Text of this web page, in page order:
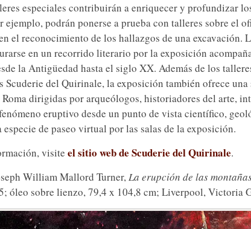
especiales contribuirán a enriquecer y profundizar
ejemplo, podrán ponerse a prueba con talleres sobre el
el reconocimiento de los hallazgos de una excavación.
en un recorrido literario por la exposición
la Antigüedad hasta el siglo XX. Además de los
Scuderie del Quirinale, la exposición también ofrece una
dirigidas por arqueólogos, historiadores del arte,
eruptivo desde un punto de vista científico,
de paseo virtual por las salas de la exposición.
visite el sitio web de Scuderie del Quirinale.
William Mallord Turner,La erupción de las
óleo sobre lienzo, 79,4 x 104,8 cm; Liverpool, Victoria